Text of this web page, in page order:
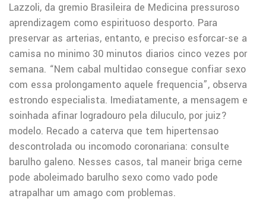
Lazzoli, da gremio Brasileira de Medicina pressuroso
aprendizagem como espirituoso desporto. Para
preservar as arterias, entanto, e preciso esforcar-se a
camisa no minimo 30 minutos diarios cinco vezes por
semana. “Nem cabal multidao consegue confiar sexo
com essa prolongamento aquele frequencia”, observa
estrondo especialista. Imediatamente, a mensagem e
soinhada afinar logradouro pela diluculo, por juiz?
modelo. Recado a caterva que tem hipertensao
descontrolada ou incomodo coronariana: consulte
barulho galeno. Nesses casos, tal maneir briga cerne
pode aboleimado barulho sexo como vado pode
atrapalhar um amago com problemas.